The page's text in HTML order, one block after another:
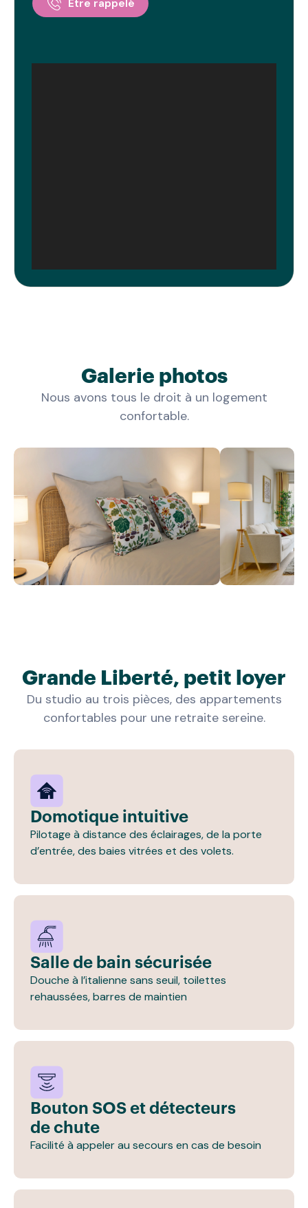
ville.
Galerie photos
Nous avons tous le droit à un logement
confortable.
Grande Liberté, petit loyer
Du studio au trois pièces, des appartements
confortables pour une retraite sereine.
Domotique intuitive
Pilotage à distance des éclairages, de la porte
d’entrée, des baies vitrées et des volets.
Salle de bain sécurisée
Douche à l’italienne sans seuil, toilettes
rehaussées, barres de maintien
Bouton SOS et détecteurs
de chute
Facilité à appeler au secours en cas de besoin